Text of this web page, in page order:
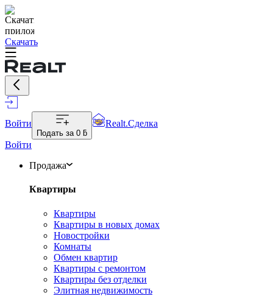
Скачать
Войти
Подать за 0 ƃ
Realt.Сделка
Войти
Продажа
Квартиры
Квартиры
Квартиры в новых домах
Новостройки
Комнаты
Обмен квартир
Квартиры с ремонтом
Квартиры без отделки
Элитная недвижимость